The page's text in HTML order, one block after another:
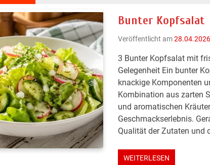
Bunter Kopfsalat
Veröffentlicht am28.04.2026
3 Bunter Kopfsalat mit
Gelegenheit Ein bunter
knackige Komponenten
Kombination aus zarten
und aromatischen
Geschmackserlebnis.
Qualität der Zutaten und
WEITERLESEN